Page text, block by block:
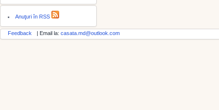
Anuţuri în RSS
Feedback | Email la: casata.md@outlook.com